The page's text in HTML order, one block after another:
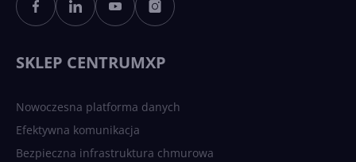
SKLEP CENTRUMXP
Nowoczesna platforma danych
Efektywna komunikacja
Bezpieczna infrastruktura chmurowa